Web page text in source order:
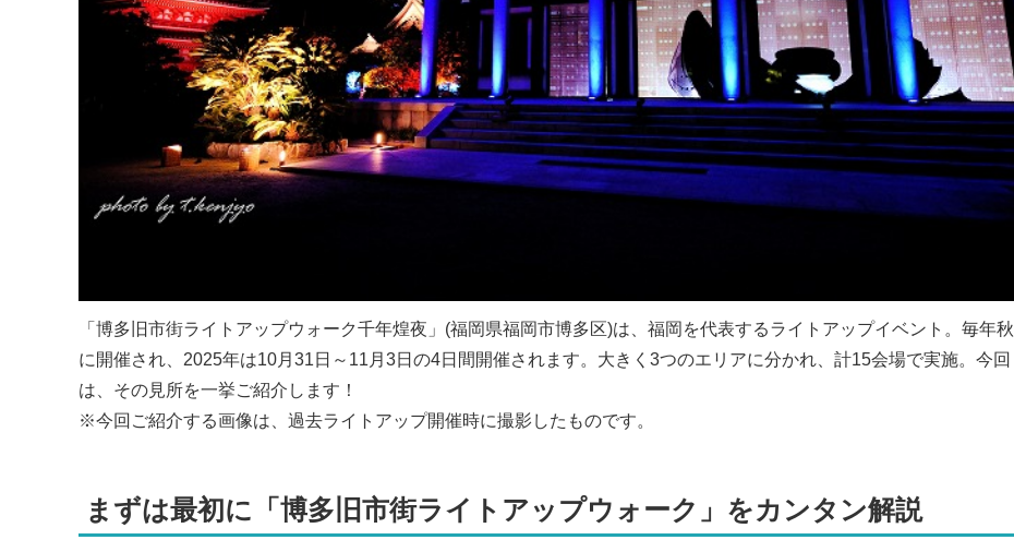
「博多旧市街ライトアップウォーク千年煌夜」(福岡県福岡市博多区)は、福岡を代表するライトアップイベント。毎年秋
に開催され、2025年は10月31日～11月3日の4日間開催されます。大きく3つのエリアに分かれ、計15会場で実施。今回
は、その見所を一挙ご紹介します！
※今回ご紹介する画像は、過去ライトアップ開催時に撮影したものです。
まずは最初に「博多旧市街ライトアップウォーク」をカンタン解説